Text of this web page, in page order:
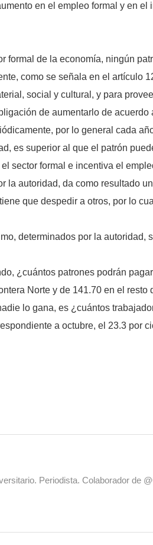
en el empleo formal y en el
formal de la economía, ningún
como se señala en el artículo
social y cultural, y para
de aumentarlo de
por lo general cada
es superior al que el patrón
sector formal e incentiva el
la autoridad, da como resultado
que despedir a otros, por lo
determinados por la
¿cuántos patrones podrán
Norte y de 141.70 en el resto
lo gana, es ¿cuántos
a octubre, el 23.3 por
Periodista. Colaborador de